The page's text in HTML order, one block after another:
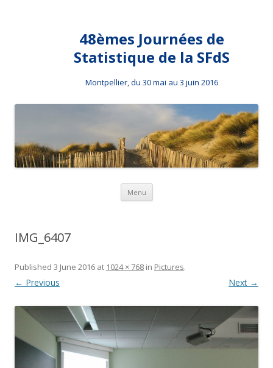
48èmes Journées de
Statistique de la SFdS
Montpellier, du 30 mai au 3 juin 2016
Menu Skip to content
IMG_6407
Published 3 June 2016 at 1024 × 768 in Pictures.
← Previous Next →